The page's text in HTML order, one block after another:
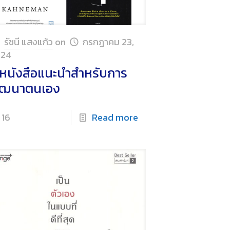
รัชนี แสงแก้ว on
กรกฎาคม 23,
นังสือแนะนำสำหรับการ
นาตนเอง
16 Read more